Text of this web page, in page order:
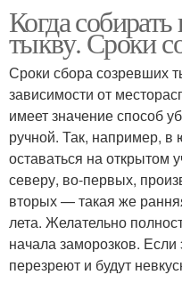
Когда
тыкву. Сроки
Сроки сбора созревших
зависимости от
имеет значение способ
ручной. Так, например,
оставаться на открытом
северу, во-первых,
вторых — такая же
лета. Желательно
начала заморозков.
перезреют и будут